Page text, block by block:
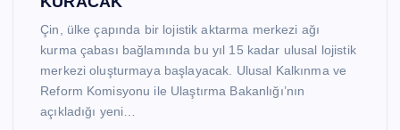
Çin, ülke çapında bir lojistik aktarma merkezi ağı
kurma çabası bağlamında bu yıl 15 kadar ulusal lojistik
merkezi oluşturmaya başlayacak. Ulusal Kalkınma ve
Reform Komisyonu ile Ulaştırma Bakanlığı’nın
açıkladığı yeni…